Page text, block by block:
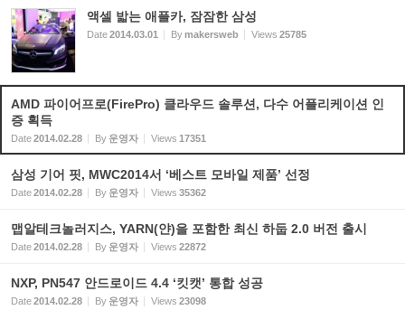
액셀 밟는 애플카, 잠잠한 삼성
Date2014.03.01 Bymakersweb Views 25785
AMD 파이어프로(FirePro) 클라우드 솔루션, 다수 어플리케이션 인
증 획득
Date2014.02.28 By 운영자 Views 17351
삼성 기어 핏, MWC2014서 ‘베스트 모바일 제품’ 선정
Date2014.02.28 By 운영자 Views 35362
맵알테크놀러지스, YARN(얀)을 포함한 최신 하둡 2.0 버전 출시
Date2014.02.28 By 운영자 Views 22872
NXP, PN547 안드로이드 4.4 ‘킷캣’ 통합 성공
Date2014.02.28 By 운영자 Views 23098